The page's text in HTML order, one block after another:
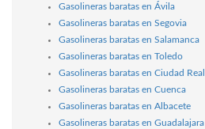
Gasolineras baratas en Ávila
Gasolineras baratas en Segovia
Gasolineras baratas en Salamanca
Gasolineras baratas en Toledo
Gasolineras baratas en Ciudad Real
Gasolineras baratas en Cuenca
Gasolineras baratas en Albacete
Gasolineras baratas en Guadalajara